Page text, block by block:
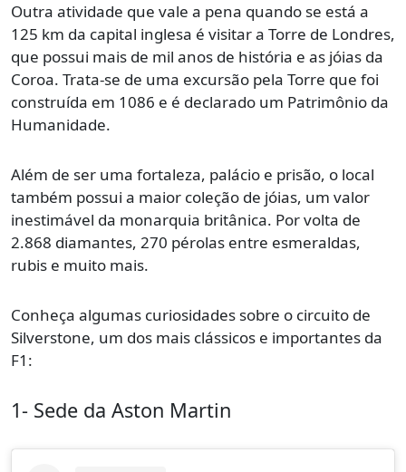
Outra atividade que vale a pena quando se está a
125 km da capital inglesa é visitar a Torre de Londres,
que possui mais de mil anos de história e as jóias da
Coroa. Trata-se de uma excursão pela Torre que foi
construída em 1086 e é declarado um Patrimônio da
Humanidade.
Além de ser uma fortaleza, palácio e prisão, o local
também possui a maior coleção de jóias, um valor
inestimável da monarquia britânica. Por volta de
2.868 diamantes, 270 pérolas entre esmeraldas,
rubis e muito mais.
Conheça algumas curiosidades sobre o circuito de
Silverstone, um dos mais clássicos e importantes da
F1:
1- Sede da Aston Martin